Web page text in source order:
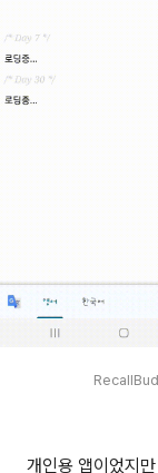
개인용 앱이었지